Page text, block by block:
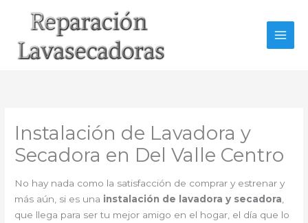
Instalación de Lavadora y
Secadora en Del Valle Centro
No hay nada como la satisfacción de comprar y estrenar y
más aún, si es una instalación de lavadora y secadora,
que llega para ser tu mejor amigo en el hogar, el día que lo